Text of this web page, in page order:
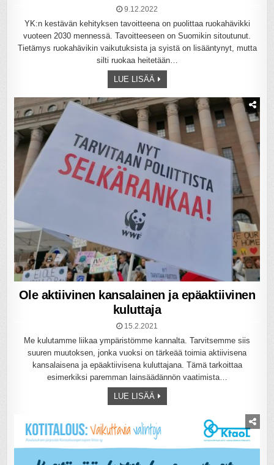
9.12.2022
YK:n kestävän kehityksen tavoitteena on puolittaa ruokahävikki
vuoteen 2030 mennessä. Tavoitteeseen on Suomikin sitoutunut.
Tietämys ruokahävikin vaikutuksista ja syistä on lisääntynyt, mutta
silti ruokaa heitetään…
LUE LISÄÄ
Ole aktiivinen kansalainen ja epäaktiivinen
kuluttaja
15.2.2021
Me kulutamme liikaa ympäristömme kannalta. Tarvitsemme siis
suuren muutoksen, jonka vuoksi on tärkeää toimia aktiivisena
kansalaisena ja epäaktiivisena kuluttajana. Tämä tarkoittaa
esimerkiksi paremman lainsäädännön vaatimista…
LUE LISÄÄ